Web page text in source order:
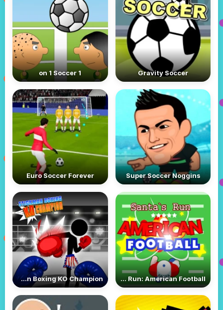
Gravity Soccer
1 on 1 Soccer
Super Soccer Noggins
Euro Soccer Forever
Santa Run: American Football
Stickman Boxing KO Champion